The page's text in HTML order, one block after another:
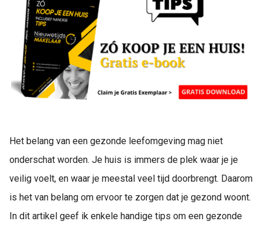
Het belang van een gezonde leefomgeving mag niet
onderschat worden. Je huis is immers de plek waar je je
veilig voelt, en waar je meestal veel tijd doorbrengt. Daarom
is het van belang om ervoor te zorgen dat je gezond woont.
In dit artikel geef ik enkele handige tips om een gezonde